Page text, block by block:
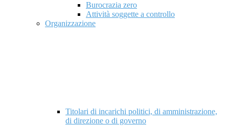
Burocrazia zero
Attività soggette a controllo
Organizzazione
Titolari di incarichi politici, di amministrazione,
di direzione o di governo